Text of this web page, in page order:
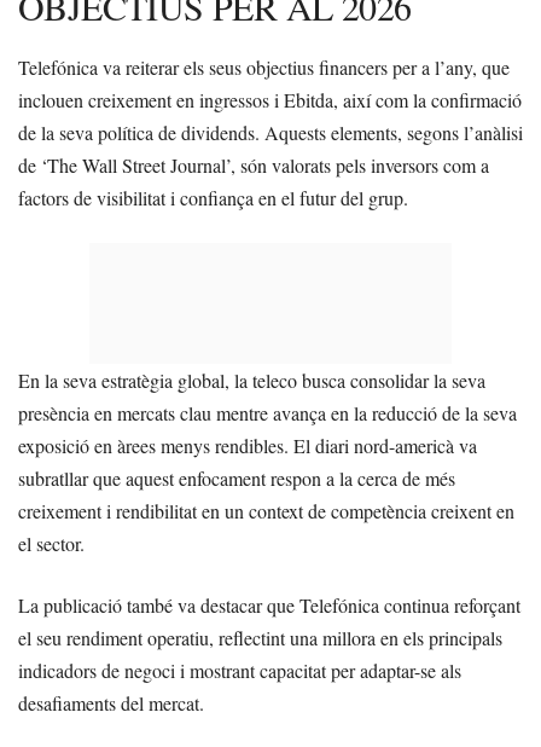
Telefónica va reiterar els seus objectius financers per a l’any, que
inclouen creixement en ingressos i Ebitda, així com la confirmació
de la seva política de dividends. Aquests elements, segons l’anàlisi
de ‘The Wall Street Journal’, són valorats pels inversors com a
factors de visibilitat i confiança en el futur del grup.
En la seva estratègia global, la teleco busca consolidar la seva
presència en mercats clau mentre avança en la reducció de la seva
exposició en àrees menys rendibles. El diari nord-americà va
subratllar que aquest enfocament respon a la cerca de més
creixement i rendibilitat en un context de competència creixent en
el sector.
La publicació també va destacar que Telefónica continua reforçant
el seu rendiment operatiu, reflectint una millora en els principals
indicadors de negoci i mostrant capacitat per adaptar-se als
desafiaments del mercat.